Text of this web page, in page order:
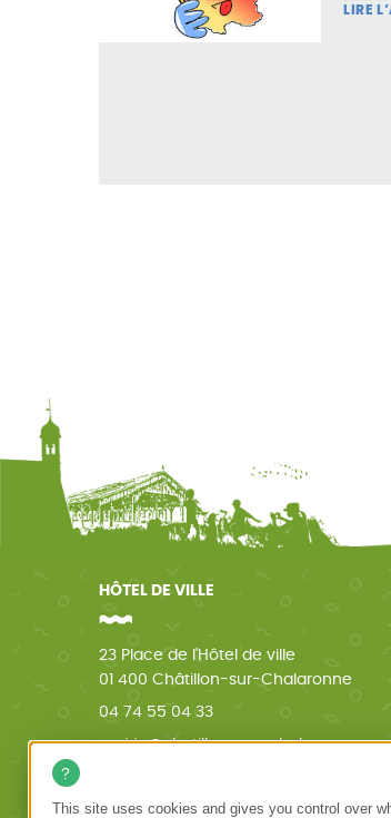
LIRE
HÔTEL DE VILLE
23 Place de l'Hôtel de ville
01 400 Châtillon-sur-Chalaronne
04 74 55 04 33
mairie@chatillon-sur-chalaronne.org
This site uses cookies and gives you control over